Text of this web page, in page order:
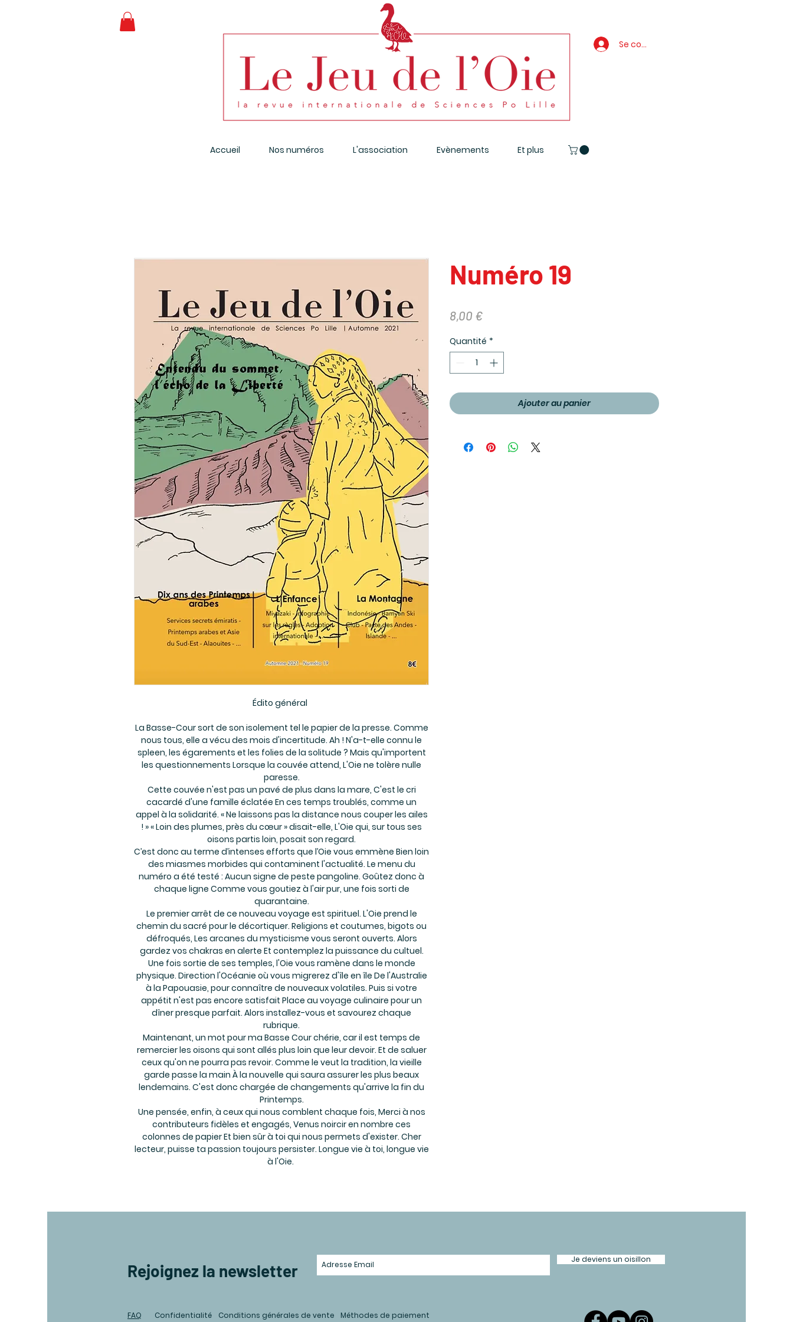
Se connecter
Accueil Nos numéros L'association Evènements Et plus
Édito général
La Basse-Cour sort de son isolement tel le papier de la presse. Comme
nous tous, elle a vécu des mois d'incertitude. Ah ! N'a-t-elle connu le
spleen, les égarements et les folies de la solitude ? Mais qu'importent
les questionnements Lorsque la couvée attend, L'Oie ne tolère nulle
paresse.
Cette couvée n'est pas un pavé de plus dans la mare, C'est le cri
cacardé d'une famille éclatée En ces temps troublés, comme un
appel à la solidarité. « Ne laissons pas la distance nous couper les ailes
! » « Loin des plumes, près du cœur » disait-elle, L'Oie qui, sur tous ses
oisons partis loin, posait son regard.
C’est donc au terme d’intenses efforts que l’Oie vous emmène Bien loin
des miasmes morbides qui contaminent l'actualité. Le menu du
numéro a été testé : Aucun signe de peste pangoline. Goûtez donc à
chaque ligne Comme vous goutiez à l'air pur, une fois sorti de
quarantaine.
Le premier arrêt de ce nouveau voyage est spirituel. L'Oie prend le
chemin du sacré pour le décortiquer. Religions et coutumes, bigots ou
défroqués, Les arcanes du mysticisme vous seront ouverts. Alors
gardez vos chakras en alerte Et contemplez la puissance du cultuel.
Une fois sortie de ses temples, l'Oie vous ramène dans le monde
physique. Direction l'Océanie où vous migrerez d'île en île De l'Australie
à la Papouasie, pour connaître de nouveaux volatiles. Puis si votre
appétit n'est pas encore satisfait Place au voyage culinaire pour un
dîner presque parfait. Alors installez-vous et savourez chaque
rubrique.
Maintenant, un mot pour ma Basse Cour chérie, car il est temps de
remercier les oisons qui sont allés plus loin que leur devoir. Et de saluer
ceux qu'on ne pourra pas revoir. Comme le veut la tradition, la vieille
garde passe la main À la nouvelle qui saura assurer les plus beaux
lendemains. C'est donc chargée de changements qu'arrive la fin du
Printemps.
Une pensée, enfin, à ceux qui nous comblent chaque fois, Merci à nos
contributeurs fidèles et engagés, Venus noircir en nombre ces
colonnes de papier Et bien sûr à toi qui nous permets d'exister. Cher
lecteur, puisse ta passion toujours persister. Longue vie à toi, longue vie
à l'Oie.
Numéro 19
8,00 €Prix
Quantité *
Ajouter au panier
Rejoignez la newsletter
Je deviens un oisillon
FAQ Confidentialité Conditions générales de vente Méthodes de paiement